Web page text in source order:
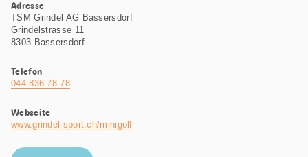
Adresse
TSM Grindel AG Bassersdorf
Grindelstrasse 11
8303 Bassersdorf
Telefon
044 836 78 78
Webseite
www.grindel-sport.ch/minigolf